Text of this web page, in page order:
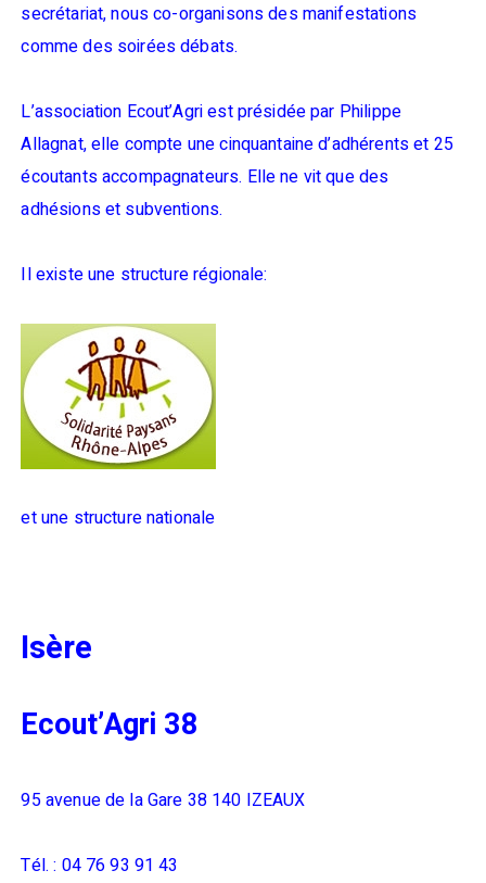
secrétariat, nous co-organisons des manifestations
comme des soirées débats.
L’association Ecout’Agri est présidée par Philippe
Allagnat, elle compte une cinquantaine d’adhérents et 25
écoutants accompagnateurs. Elle ne vit que des
adhésions et subventions.
Il existe une structure régionale:
et une structure nationale
Isère
Ecout’Agri 38
95 avenue de la Gare 38 140 IZEAUX
Tél. : 04 76 93 91 43